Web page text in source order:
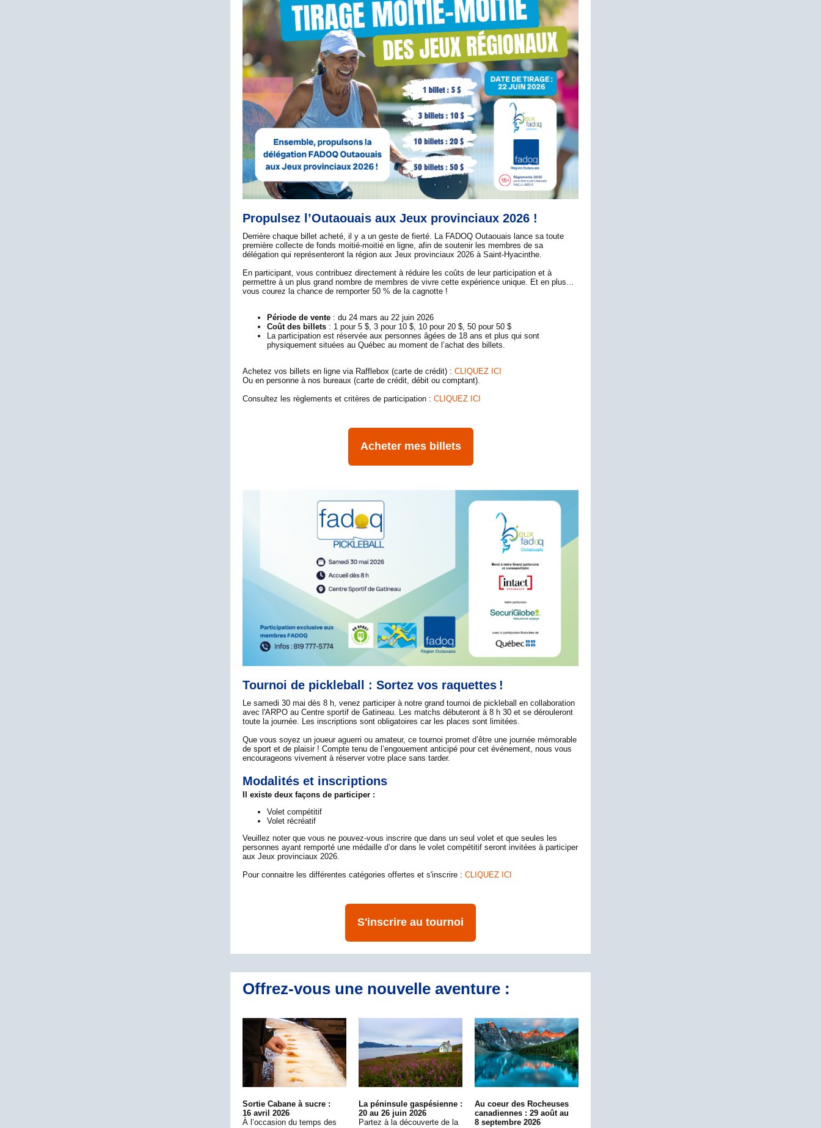
Propulsez l’Outaouais aux Jeux provinciaux 2026 !
Derrière chaque billet acheté, il y a un geste de fierté. La FADOQ Outaouais lance sa toute
première collecte de fonds moitié-moitié en ligne, afin de soutenir les membres de sa
délégation qui représenteront la région aux Jeux provinciaux 2026 à Saint-Hyacinthe.
En participant, vous contribuez directement à réduire les coûts de leur participation et à
permettre à un plus grand nombre de membres de vivre cette expérience unique. Et en plus…
vous courez la chance de remporter 50 % de la cagnotte !
Période de vente : du 24 mars au 22 juin 2026
Coût des billets : 1 pour 5 $, 3 pour 10 $, 10 pour 20 $, 50 pour 50 $
La participation est réservée aux personnes âgées de 18 ans et plus qui sont
physiquement situées au Québec au moment de l’achat des billets.
Achetez vos billets en ligne via Rafflebox (carte de crédit) : CLIQUEZ ICI
Ou en personne à nos bureaux (carte de crédit, débit ou comptant).
Consultez les règlements et critères de participation : CLIQUEZ ICI
Acheter mes billets
Tournoi de pickleball : Sortez vos raquettes !
Le samedi 30 mai dès 8 h, venez participer à notre grand tournoi de pickleball en collaboration
avec l'ARPO au Centre sportif de Gatineau. Les matchs débuteront à 8 h 30 et se dérouleront
toute la journée. Les inscriptions sont obligatoires car les places sont limitées.
Que vous soyez un joueur aguerri ou amateur, ce tournoi promet d’être une journée mémorable
de sport et de plaisir ! Compte tenu de l’engouement anticipé pour cet événement, nous vous
encourageons vivement à réserver votre place sans tarder.
Modalités et inscriptions
Il existe deux façons de participer :
Volet compétitif
Volet récréatif
Veuillez noter que vous ne pouvez-vous inscrire que dans un seul volet et que seules les
personnes ayant remporté une médaille d’or dans le volet compétitif seront invitées à participer
aux Jeux provinciaux 2026.
Pour connaitre les différentes catégories offertes et s'inscrire : CLIQUEZ ICI
S'inscrire au tournoi
Offrez-vous une nouvelle aventure :
Sortie Cabane à sucre :
16 avril 2026
À l’occasion du temps des
La péninsule gaspésienne :
20 au 26 juin 2026
Partez à la découverte de la
Au coeur des Rocheuses
canadiennes : 29 août au
8 septembre 2026